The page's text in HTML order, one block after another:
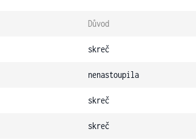
Důvod
skreč
nenastoupila
skreč
skreč